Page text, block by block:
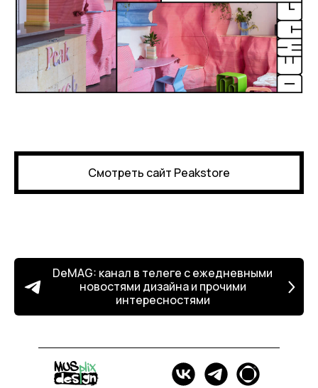
Смотреть сайт Peakstore
DeMAG: канал в телеге с ежедневными
новостями дизайна и прочими
интересностями